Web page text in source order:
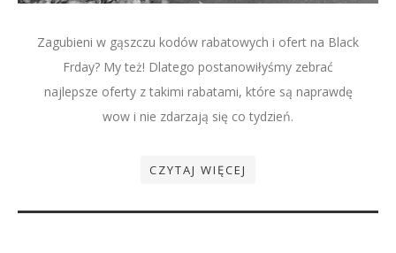
Zagubieni w gąszczu kodów rabatowych i ofert na Black
Frday? My też! Dlatego postanowiłyśmy zebrać
najlepsze oferty z takimi rabatami, które są naprawdę
wow i nie zdarzają się co tydzień.
CZYTAJ WIĘCEJ